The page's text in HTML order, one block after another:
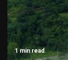
1 min read